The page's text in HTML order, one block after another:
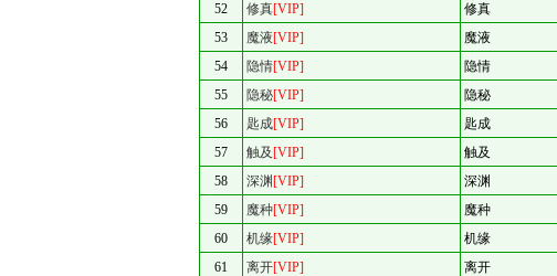
52
修真[VIP] 修真
53
魔液[VIP] 魔液
54
隐情[VIP] 隐情
55
隐秘[VIP] 隐秘
56
匙成[VIP] 匙成
57
触及 [VIP] 触及
58
深渊 [VIP] 深渊
59
魔种[VIP] 魔种
60
机缘[VIP] 机缘
61
离开[VIP] 离开